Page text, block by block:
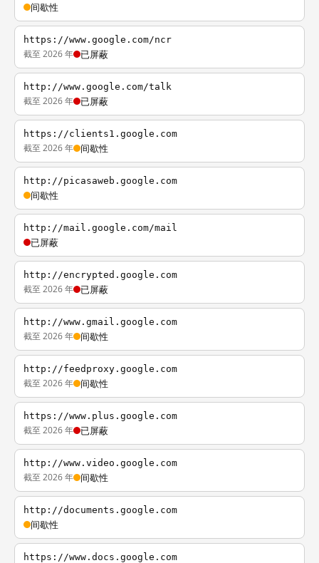
间歇性
https://www.google.com/ncr
截至 2026 年 已屏蔽
http://www.google.com/talk
截至 2026 年 已屏蔽
https://clients1.google.com
截至 2026 年 间歇性
http://picasaweb.google.com
间歇性
http://mail.google.com/mail
已屏蔽
http://encrypted.google.com
截至 2026 年 已屏蔽
http://www.gmail.google.com
截至 2026 年 间歇性
http://feedproxy.google.com
截至 2026 年 间歇性
https://www.plus.google.com
截至 2026 年 已屏蔽
http://www.video.google.com
截至 2026 年 间歇性
http://documents.google.com
间歇性
https://www.docs.google.com